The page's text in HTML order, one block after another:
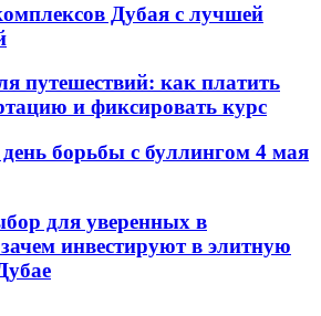
Дубая с лучшей
путешествий: как платить
и фиксировать курс
борьбы с буллингом 4 мая
для уверенных в
инвестируют в элитную